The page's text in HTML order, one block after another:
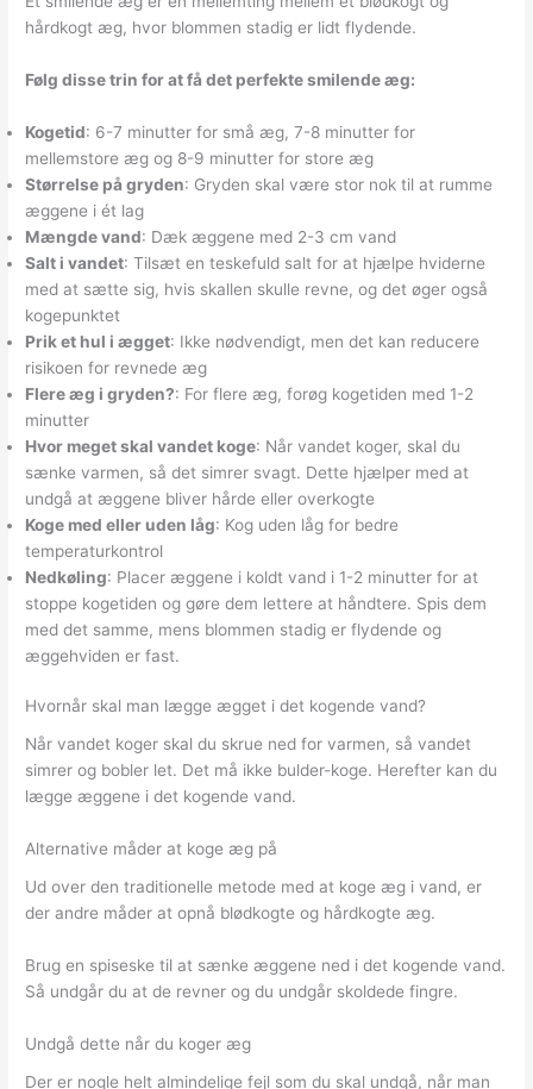
hårdkogt æg, hvor blommen stadig er lidt flydende.
Følg disse trin for at få det perfekte smilende æg:
Kogetid: 6-7 minutter for små æg, 7-8 minutter for
mellemstore æg og 8-9 minutter for store æg
Størrelse på gryden: Gryden skal være stor nok til at rumme
æggene i ét lag
Mængde vand: Dæk æggene med 2-3 cm vand
Salt i vandet: Tilsæt en teskefuld salt for at hjælpe hviderne
med at sætte sig, hvis skallen skulle revne, og det øger også
kogepunktet
Prik et hul i ægget: Ikke nødvendigt, men det kan reducere
risikoen for revnede æg
Flere æg i gryden?: For flere æg, forøg kogetiden med 1-2
minutter
Hvor meget skal vandet koge: Når vandet koger, skal du
sænke varmen, så det simrer svagt. Dette hjælper med at
undgå at æggene bliver hårde eller overkogte
Koge med eller uden låg: Kog uden låg for bedre
temperaturkontrol
Nedkøling: Placer æggene i koldt vand i 1-2 minutter for at
stoppe kogetiden og gøre dem lettere at håndtere. Spis dem
med det samme, mens blommen stadig er flydende og
æggehviden er fast.
Hvornår skal man lægge ægget i det kogende vand?
Når vandet koger skal du skrue ned for varmen, så vandet
simrer og bobler let. Det må ikke bulder-koge. Herefter kan du
lægge æggene i det kogende vand.
Alternative måder at koge æg på
Ud over den traditionelle metode med at koge æg i vand, er
der andre måder at opnå blødkogte og hårdkogte æg.
Brug en spiseske til at sænke æggene ned i det kogende vand.
Så undgår du at de revner og du undgår skoldede fingre.
Undgå dette når du koger æg
Der er nogle helt almindelige fejl som du skal undgå, når man